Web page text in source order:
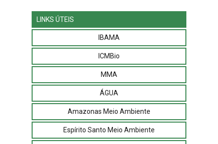
LINKS ÚTEIS
IBAMA
ICMBio
MMA
ÁGUA
Amazonas Meio Ambiente
Espírito Santo Meio Ambiente